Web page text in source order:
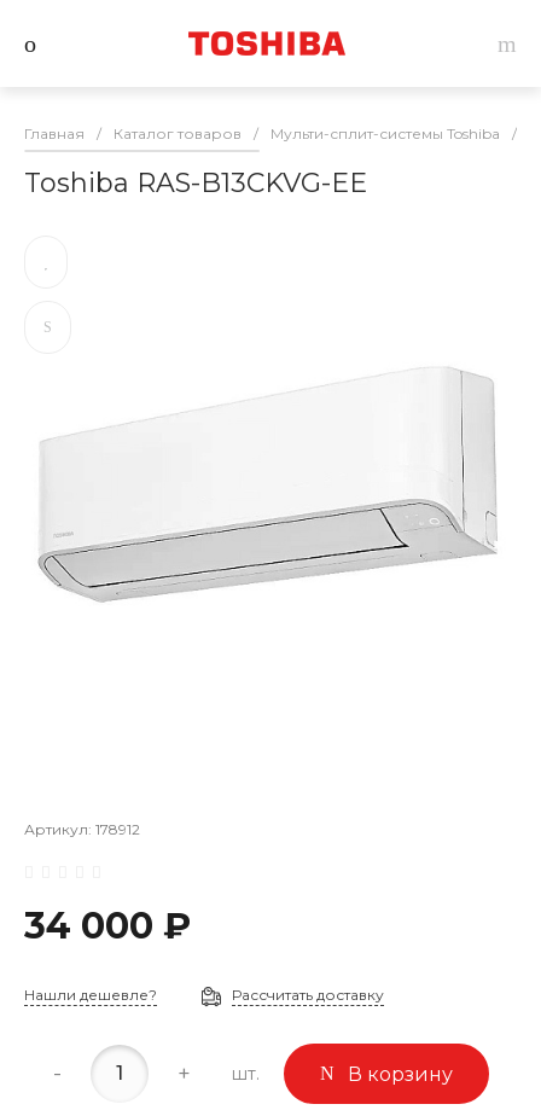
Главная / Каталог товаров / Мульти-сплит-системы Toshiba /
Toshiba RAS-B13CKVG-EE
Артикул: 178912
34 000 ₽
Нашли дешевле? Рассчитать доставку
- + шт. В корзину